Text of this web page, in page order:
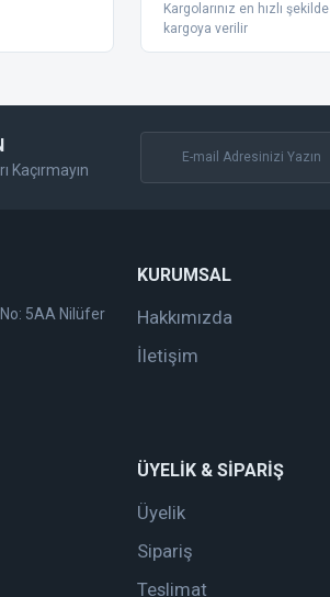
bulunuyor.
daha pahalı.
Kargolarınız en hızlı şekilde
kargoya verilir
Kaçırmayın
5AA Nilüfer
KURUMSAL
Hakkımızda
İletişim
ÜYELİK & SİPARİŞ
Üyelik
Sipariş
Teslimat